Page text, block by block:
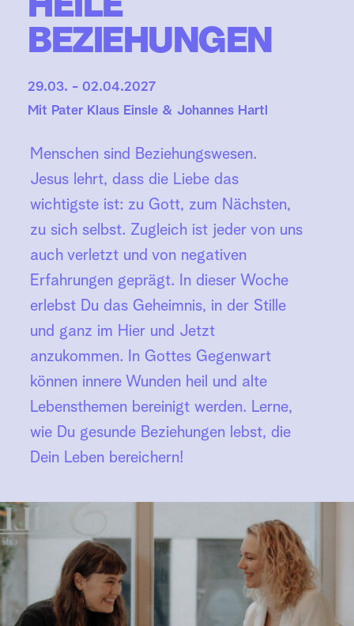
BEZIEHUNGEN
29.03. - 02.04.2027
Mit Pater Klaus Einsle & Johannes Hartl
Menschen sind Beziehungswesen.
Jesus lehrt, dass die Liebe das
wichtigste ist: zu Gott, zum Nächsten,
zu sich selbst. Zugleich ist jeder von uns
auch verletzt und von negativen
Erfahrungen geprägt. In dieser Woche
erlebst Du das Geheimnis, in der Stille
und ganz im Hier und Jetzt
anzukommen. In Gottes Gegenwart
können innere Wunden heil und alte
Lebensthemen bereinigt werden. Lerne,
wie Du gesunde Beziehungen lebst, die
Dein Leben bereichern!